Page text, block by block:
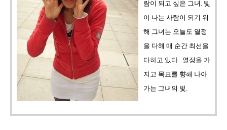
람이 되고 싶은 그녀. 빛
이 나는 사람이 되기 위
해 그녀는 오늘도 열정
을 다해 매 순간 최선을
다하고 있다. 열정을 가
지고 목표를 향해 나아
가는 그녀의 빛.